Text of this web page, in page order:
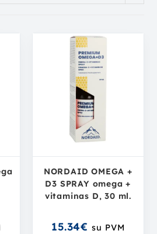
NORDAID OMEGA +
D3 SPRAY omega +
vitaminas D, 30 ml.
15.34€ su PVM